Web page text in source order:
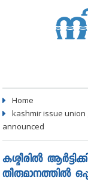
Home
kashmir issue
announced
കശ്മീരിൽ
തീരുമാനത്തില്‍